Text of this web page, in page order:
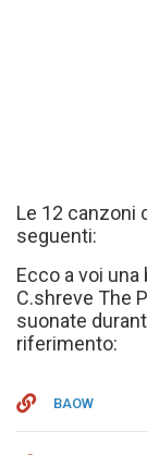
Le 12 canzoni
seguenti:
Ecco a voi
C.shreve The
suonate
riferimento:
BAOW